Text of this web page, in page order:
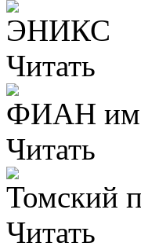
ЭНИКС
Читать
ФИАН им.
Читать
Томский
Читать